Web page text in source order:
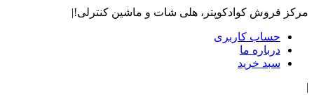
مرکز فروش کوادکوپتر، هلی شات و ماشین کنترلی!|
حساب کاربری
درباره ما
سبد خرید
|